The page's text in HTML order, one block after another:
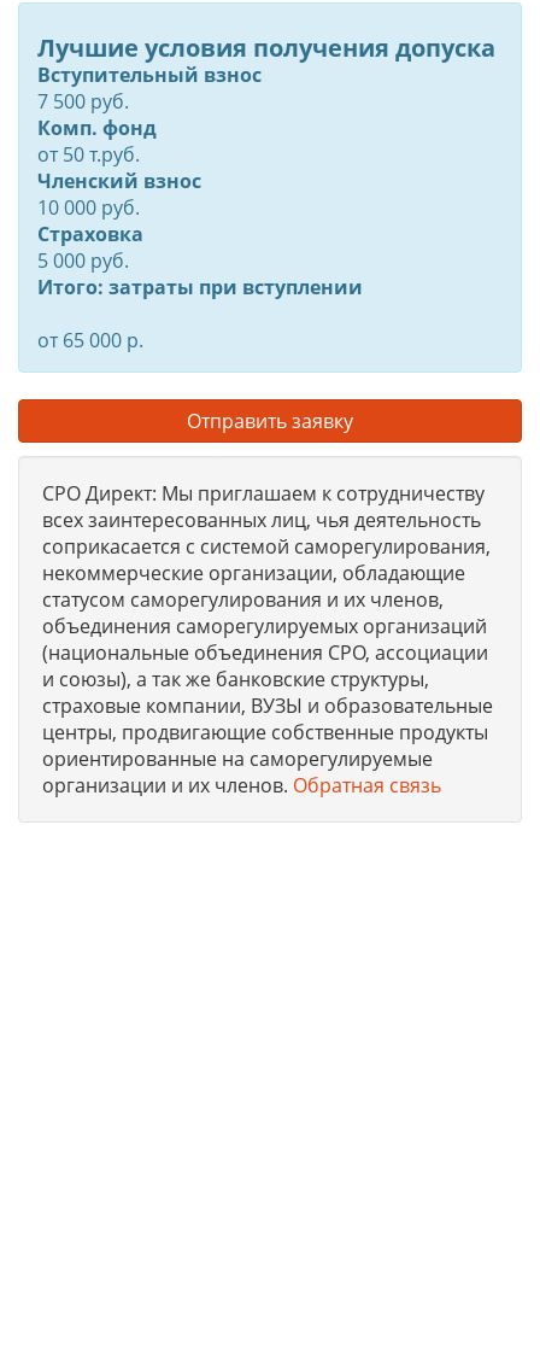
Лучшие условия получения допуска
Вступительный взнос
7 500 руб.
Комп. фонд
от50т.руб.
Членский взнос
10 000 руб.
Страховка
5 000 руб.
Итого: затраты при вступлении
от 65 000 р.
Отправить заявку
СРО Директ: Мы приглашаем к сотрудничеству
всех заинтересованных лиц, чья деятельность
соприкасается с системой саморегулирования,
некоммерческие организации, обладающие
статусом саморегулирования и их членов,
объединения саморегулируемых организаций
(национальные объединения СРО, ассоциации
и союзы), а так же банковские структуры,
страховые компании, ВУЗЫ и образовательные
центры, продвигающие собственные продукты
ориентированные на саморегулируемые
организации и их членов. Обратная связь